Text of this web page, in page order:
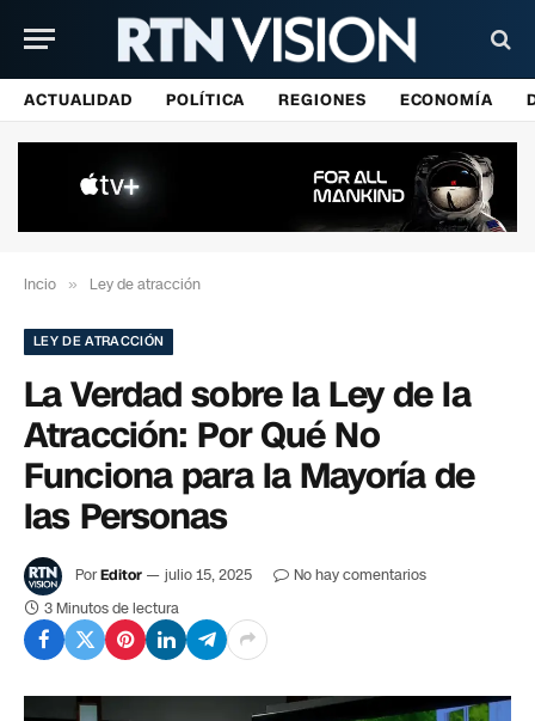
ACTUALIDAD POLÍTICA REGIONES ECONOMÍA
Incio » Ley de atracción
LEY DE ATRACCIÓN
La Verdad sobre la Ley de la
Atracción: Por Qué No
Funciona para la Mayoría de
las Personas
PorEditor julio 15, 2025
No hay comentarios
3 Minutos de lectura